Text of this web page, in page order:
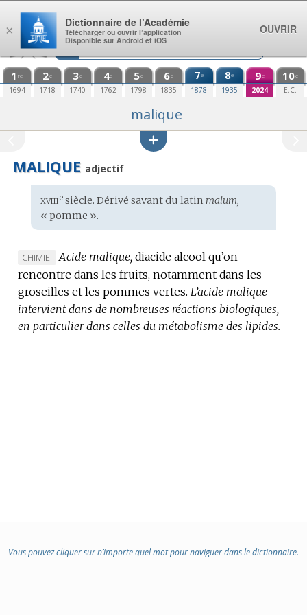
Aller au contenu
1 re
1694
2e
1718
3e
1740
4e
1762
5e
1798
6e
1835
7e
1878
8e
1935
9e
2024
10e
E.C.
malique
MALIQUE adjectif
Étymologie
:
xviiiesiècle. Dérivé savant du latin malum,
« pomme ».
MARQUE
DE
DOMAINE
:
CHIMIE. Acide malique, diacide alcool qu’on
rencontre dans les fruits, notamment dans les
groseilles et les pommes vertes. L’acide malique
intervient dans de nombreuses réactions biologiques,
en particulier dans celles du métabolisme des lipides.
Vous pouvez cliquer sur n’importe quel mot pour naviguer dans le dictionnaire.
×
Dictionnaire de l’Académie
Télécharger ou ouvrir l’application
Disponible sur Android et iOS
OUVRIR